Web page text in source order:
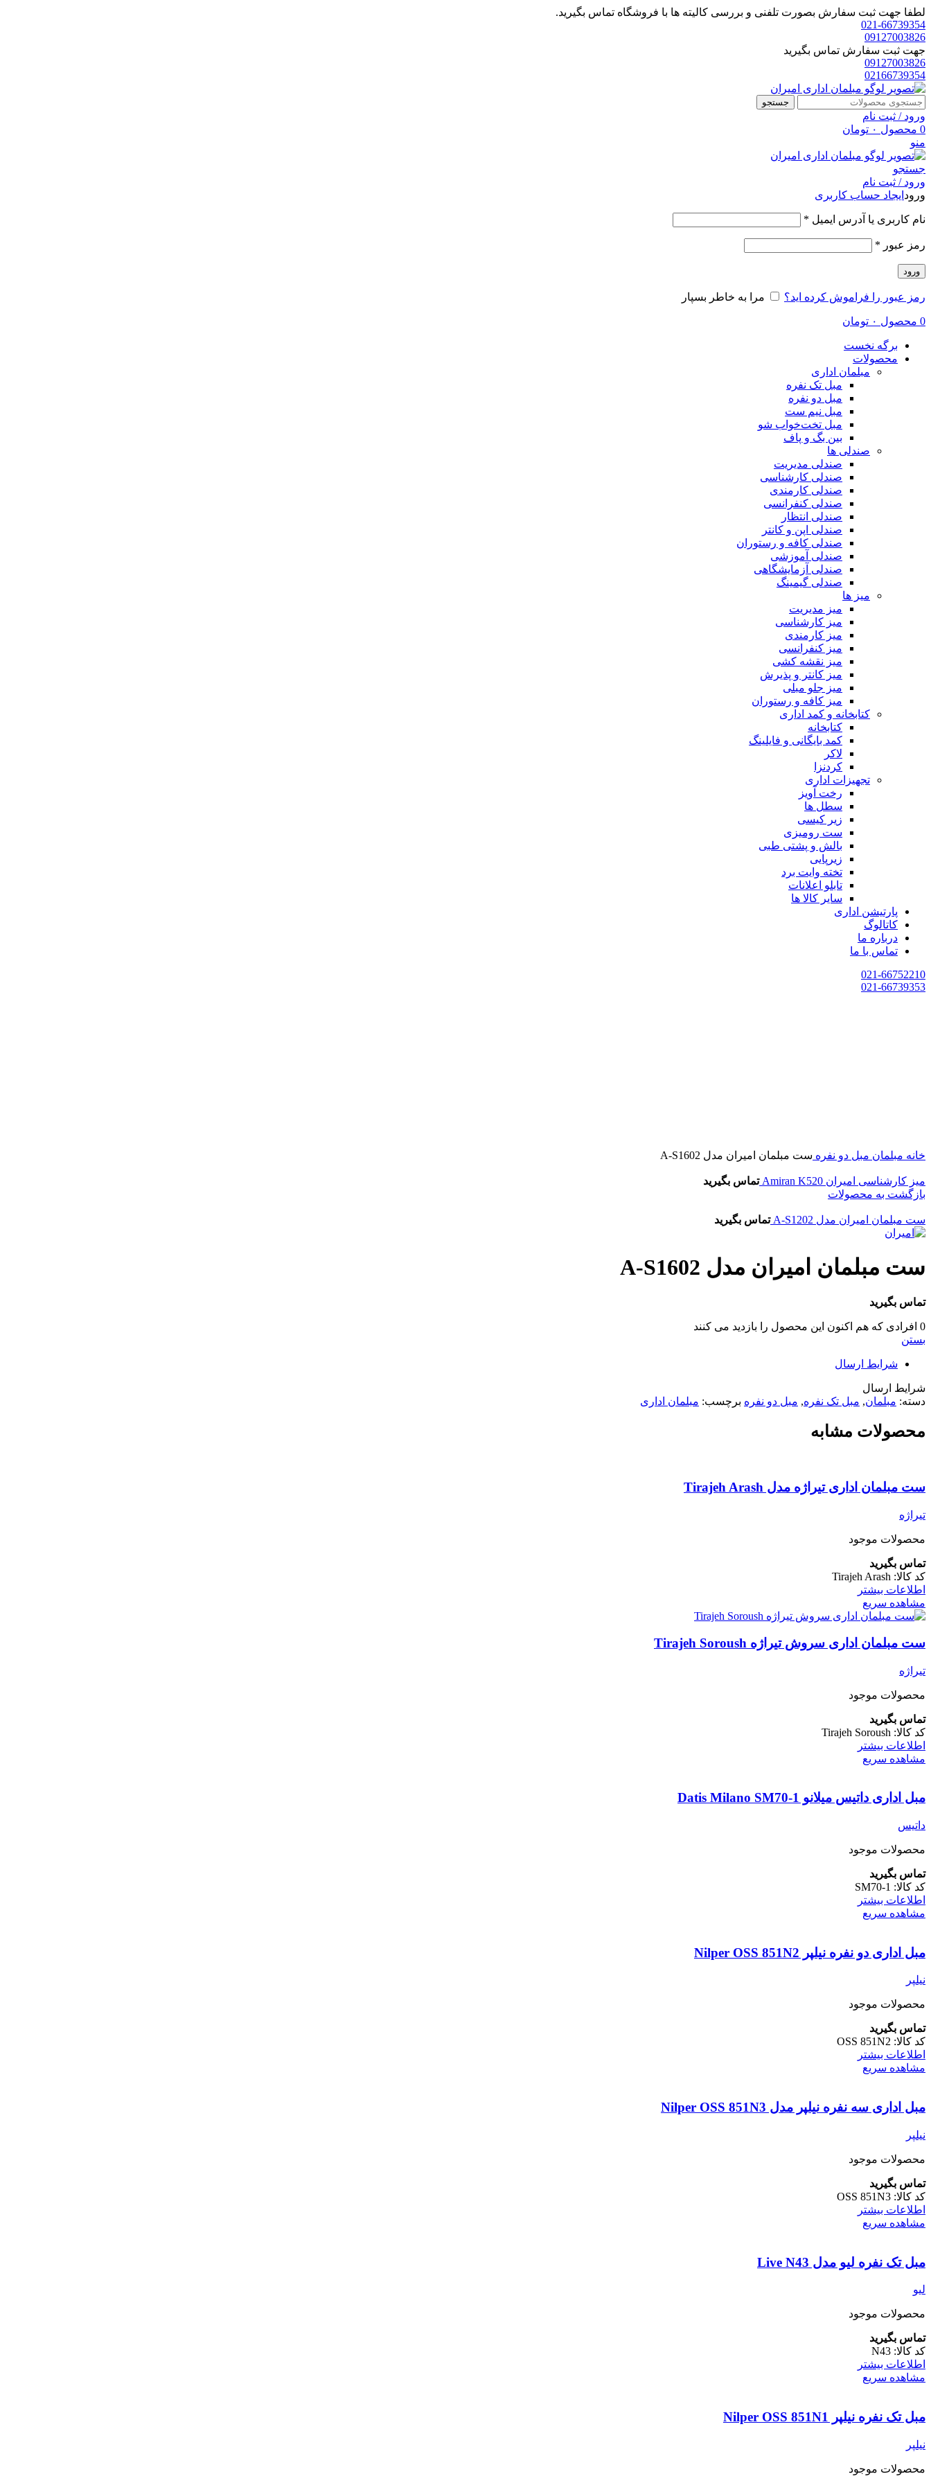
لطفا جهت ثبت سفارش بصورت تلفنی و بررسی کالیته ها با فروشگاه تماس بگیرید.
021-66739354
09127003826
جهت ثبت سفارش تماس بگیرید
09127003826
02166739354
جستجو
ورود / ثبت نام
0 محصول ۰ تومان
منو
جستجو
ورود / ثبت نام
ورود ایجاد حساب کاربری
نام کاربری یا آدرس ایمیل *
رمز عبور *
ورود
رمز عبور را فراموش کرده اید؟ مرا به خاطر بسپار
0 محصول ۰ تومان
برگه نخست
محصولات
مبلمان اداری
مبل تک نفره
مبل دو نفره
مبل نیم ست
مبل تخت‌خواب شو
بین بگ و پاف
صندلی ها
صندلی مدیریت
صندلی کارشناسی
صندلی کارمندی
صندلی کنفرانسی
صندلی انتظار
صندلی اپن و کانتر
صندلی کافه و رستوران
صندلی آموزشی
صندلی آزمایشگاهی
صندلی گیمینگ
میز ها
میز مدیریت
میز کارشناسی
میز کارمندی
میز کنفرانسی
میز نقشه کشی
میز کانتر و پذیرش
میز جلو مبلی
میز کافه و رستوران
کتابخانه و کمد اداری
کتابخانه
کمد بایگانی و فایلینگ
لاکر
کردنزا
تجهیزات اداری
رخت آویز
سطل ها
زیر کیسی
ست رومیزی
بالش و پشتی طبی
زیرپایی
تخته وایت برد
تابلو اعلانات
سایر کالا ها
پارتیشن اداری
کاتالوگ
درباره ما
تماس با ما
021-66752210
021-66739353
خانه مبلمان مبل دو نفره ست مبلمان امیران مدل A-S1602
میز کارشناسی امیران Amiran K520
تماس بگیرید
بازگشت به محصولات
ست مبلمان امیران مدل A-S1202 تماس بگیرید
ست مبلمان امیران مدل A-S1602
تماس بگیرید
0 افرادی که هم اکنون این محصول را بازدید می کنند
بستن
شرایط ارسال
شرایط ارسال
دسته: مبلمان, مبل تک نفره, مبل دو نفره برچسب: مبلمان اداری
محصولات مشابه
ست مبلمان اداری تیراژه مدل Tirajeh Arash
تیراژه
محصولات موجود
تماس بگیرید
کد کالا: Tirajeh Arash
اطلاعات بیشتر
مشاهده سریع
ست مبلمان اداری سروش تیراژه Tirajeh Soroush
تیراژه
محصولات موجود
تماس بگیرید
کد کالا: Tirajeh Soroush
اطلاعات بیشتر
مشاهده سریع
مبل اداری داتیس میلانو Datis Milano SM70-1
داتیس
محصولات موجود
تماس بگیرید
کد کالا: SM70-1
اطلاعات بیشتر
مشاهده سریع
مبل اداری دو نفره نیلپر Nilper OSS 851N2
نیلپر
محصولات موجود
تماس بگیرید
کد کالا: OSS 851N2
اطلاعات بیشتر
مشاهده سریع
مبل اداری سه نفره نیلپر مدل Nilper OSS 851N3
نیلپر
محصولات موجود
تماس بگیرید
کد کالا: OSS 851N3
اطلاعات بیشتر
مشاهده سریع
مبل تک نفره لیو مدل Live N43
لیو
محصولات موجود
تماس بگیرید
کد کالا: N43
اطلاعات بیشتر
مشاهده سریع
مبل تک نفره نیلپر Nilper OSS 851N1
نیلپر
محصولات موجود